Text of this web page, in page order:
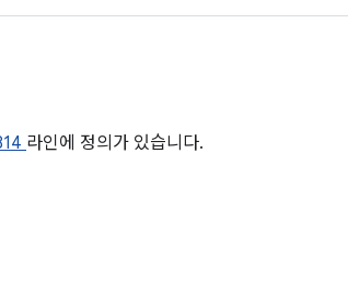
라인에 정의가 있습니다.